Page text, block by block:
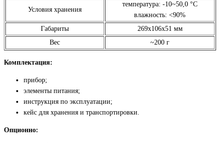
Условия хранения
температура: -10~50,0 °C
влажность: <90%
Габариты
269х106х51 мм
Вес
~200 г
Комплектация:
прибор;
элементы питания;
инструкция по эксплуатации;
кейс для хранения и транспортировки.
Опционно: